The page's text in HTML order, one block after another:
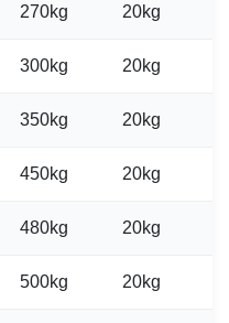
270kg 20kg
300kg 20kg
350kg 20kg
450kg 20kg
480kg 20kg
500kg 20kg